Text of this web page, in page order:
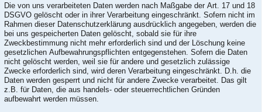
Die von uns verarbeiteten Daten werden nach Maßgabe der Art. 17 und 18
DSGVO gelöscht oder in ihrer Verarbeitung eingeschränkt. Sofern nicht im
Rahmen dieser Datenschutzerklärung ausdrücklich angegeben, werden die
bei uns gespeicherten Daten gelöscht, sobald sie für ihre
Zweckbestimmung nicht mehr erforderlich sind und der Löschung keine
gesetzlichen Aufbewahrungspflichten entgegenstehen. Sofern die Daten
nicht gelöscht werden, weil sie für andere und gesetzlich zulässige
Zwecke erforderlich sind, wird deren Verarbeitung eingeschränkt. D.h. die
Daten werden gesperrt und nicht für andere Zwecke verarbeitet. Das gilt
z.B. für Daten, die aus handels- oder steuerrechtlichen Gründen
aufbewahrt werden müssen.